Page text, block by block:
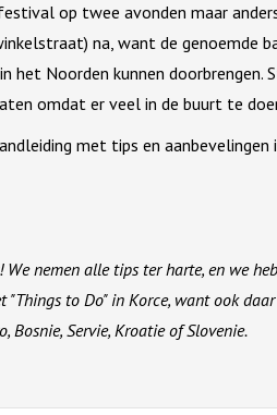
op twee avonden maar
na, want de genoemde
het Noorden kunnen
omdat er veel in de buurt te
met tips en aanbevelingen
nemen alle tips ter harte, en we
to Do" in Korce, want ook
Bosnie, Servie, Kroatie of Slovenie.